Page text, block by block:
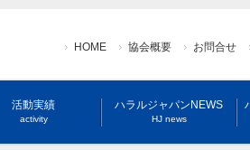
HOME 協会概要 お問合せ
活動実績
activity
ハラルジャパンNEWS
HJ news